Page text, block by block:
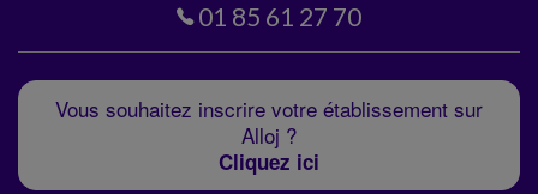
01 85 61 27 70
Vous souhaitez inscrire votre établissement sur
Alloj ?
Cliquez ici